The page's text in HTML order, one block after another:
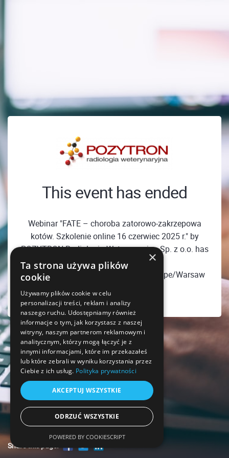
This event has ended
Webinar "FATE – choroba zatorowo-zakrzepowa
kotów. Szkolenie online 16 czerwiec 2025 r." by
POZYTRON Radiologia Weterynaryjna Sp. z o.o. has
ended
Monday, June 16, 2025 08:00 PM Europe/Warsaw
Share this page!
×
Ta strona używa plików
cookie
Używamy plików cookie w celu
personalizacji treści, reklam i analizy
naszego ruchu. Udostępniamy również
informacje o tym, jak korzystasz z naszej
witryny, naszym partnerom reklamowym i
analitycznym, którzy mogą łączyć je z
innymi informacjami, które im przekazałeś
lub które zebrali w wyniku korzystania przez
Ciebie z ich usług. Polityka prywatności
AKCEPTUJ WSZYSTKIE
ODRZUĆ WSZYSTKIE
POWERED BY COOKIESCRIPT